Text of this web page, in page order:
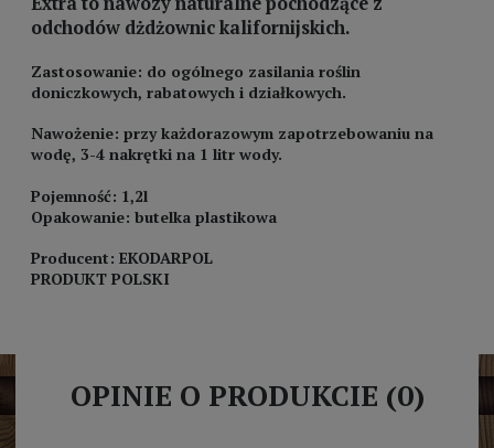
odchodów dżdżownic kalifornijskich.
Zastosowanie: do ogólnego zasilania roślin
doniczkowych, rabatowych i działkowych.
Nawożenie: przy każdorazowym zapotrzebowaniu na
wodę, 3-4 nakrętki na 1 litr wody.
Pojemność: 1,2l
Opakowanie: butelka plastikowa
Producent: EKODARPOL
PRODUKT POLSKI
OPINIE O PRODUKCIE (0)